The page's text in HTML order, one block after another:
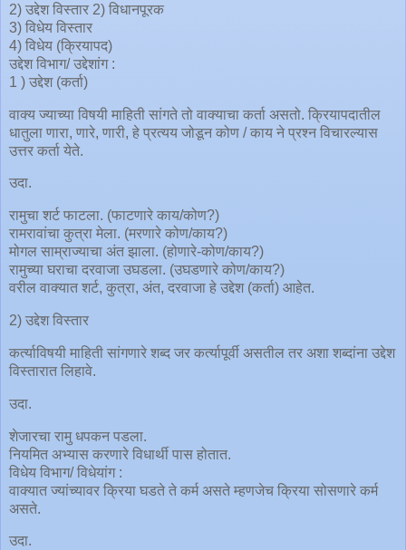
2) उद्देश विस्तार 2) विधानपूरक
3) विधेय विस्तार
4) विधेय (क्रियापद)
उद्देश विभाग/ उद्देशांग :
1 ) उद्देश (कर्ता)
वाक्य ज्याच्या विषयी माहिती सांगते तो वाक्याचा कर्ता असतो. क्रियापदातील
धातुला णारा, णारे, णारी, हे प्रत्यय जोडून कोण / काय ने प्रश्न विचारल्यास
उत्तर कर्ता येते.
उदा.
रामुचा शर्ट फाटला. (फाटणारे काय/कोण?)
रामरावांचा कुत्रा मेला. (मरणारे कोण/काय?)
मोगल साम्राज्याचा अंत झाला. (होणारे-कोण/काय?)
रामुच्या घराचा दरवाजा उघडला. (उघडणारे कोण/काय?)
वरील वाक्यात शर्ट, कुत्रा, अंत, दरवाजा हे उद्देश (कर्ता) आहेत.
2) उद्देश विस्तार
कर्त्याविषयी माहिती सांगणारे शब्द जर कर्त्यापूर्वी असतील तर अशा शब्दांना उद्देश
विस्तारात लिहावे.
उदा.
शेजारचा रामु धपकन पडला.
नियमित अभ्यास करणारे विधार्थी पास होतात.
विधेय विभाग/ विधेयांग :
वाक्यात ज्यांच्यावर क्रिया घडते ते कर्म असते म्हणजेच क्रिया सोसणारे कर्म
असते.
उदा.